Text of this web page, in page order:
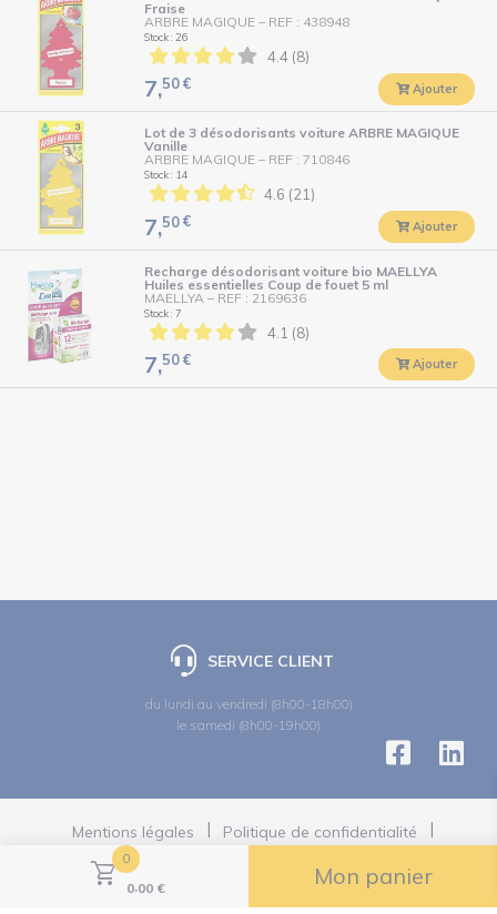
0
0,00 € Mon panier
Fraise
ARBRE MAGIQUE – REF : 438948
Stock : 26
4.4 (8)
7,50€ Ajouter
Lot de 3 désodorisants voiture ARBRE MAGIQUE
Vanille
ARBRE MAGIQUE – REF : 710846
Stock : 14
4.6 (21)
7,50€ Ajouter
Recharge désodorisant voiture bio MAELLYA
Huiles essentielles Coup de fouet 5 ml
MAELLYA – REF : 2169636
Stock : 7
4.1 (8)
7,50€ Ajouter
SERVICE CLIENT
du lundi au vendredi (8h00-18h00)
le samedi (8h00-19h00)
Mentions légales
Politique de confidentialité
Politiques des cookies
Conditions Générales de Vente
Gestion des cookies